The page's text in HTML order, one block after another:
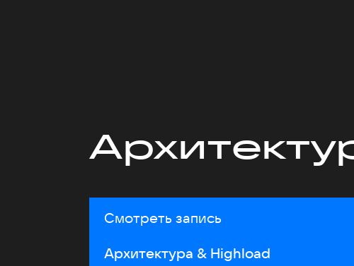
Смотреть запись
Архитектура & Highload